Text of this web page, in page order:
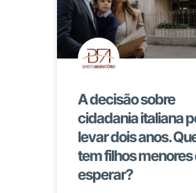
A decisão sobre
cidadania italiana
levar dois anos.
tem filhos menores
esperar?